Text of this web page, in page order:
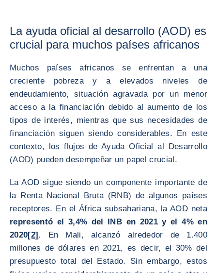
La ayuda oficial al desarrollo (AOD) es
crucial para muchos países africanos
Muchos países africanos se enfrentan a una
creciente pobreza y a elevados niveles de
endeudamiento, situación agravada por un menor
acceso a la financiación debido al aumento de los
tipos de interés, mientras que sus necesidades de
financiación siguen siendo considerables. En este
contexto, los flujos de Ayuda Oficial al Desarrollo
(AOD) pueden desempeñar un papel crucial.
La AOD sigue siendo un componente importante de
la Renta Nacional Bruta (RNB) de algunos países
receptores. En el África subsahariana, la AOD neta
representó el 3,4% del INB en 2021 y el 4% en
2020[2]. En Mali, alcanzó alrededor de 1.400
millones de dólares en 2021, es decir, el 30% del
presupuesto total del Estado. Sin embargo, estos